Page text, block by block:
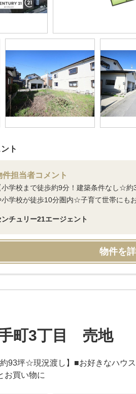
ト
件担当者コメント
小学校まで徒歩約9分！建築条件なし☆
小学校が徒歩10分圏内☆子育て世帯にも
ンチュリー21エージェント
物件を
町3丁目 売地
約93坪☆現況渡し】■お好きなハ
お買い物に